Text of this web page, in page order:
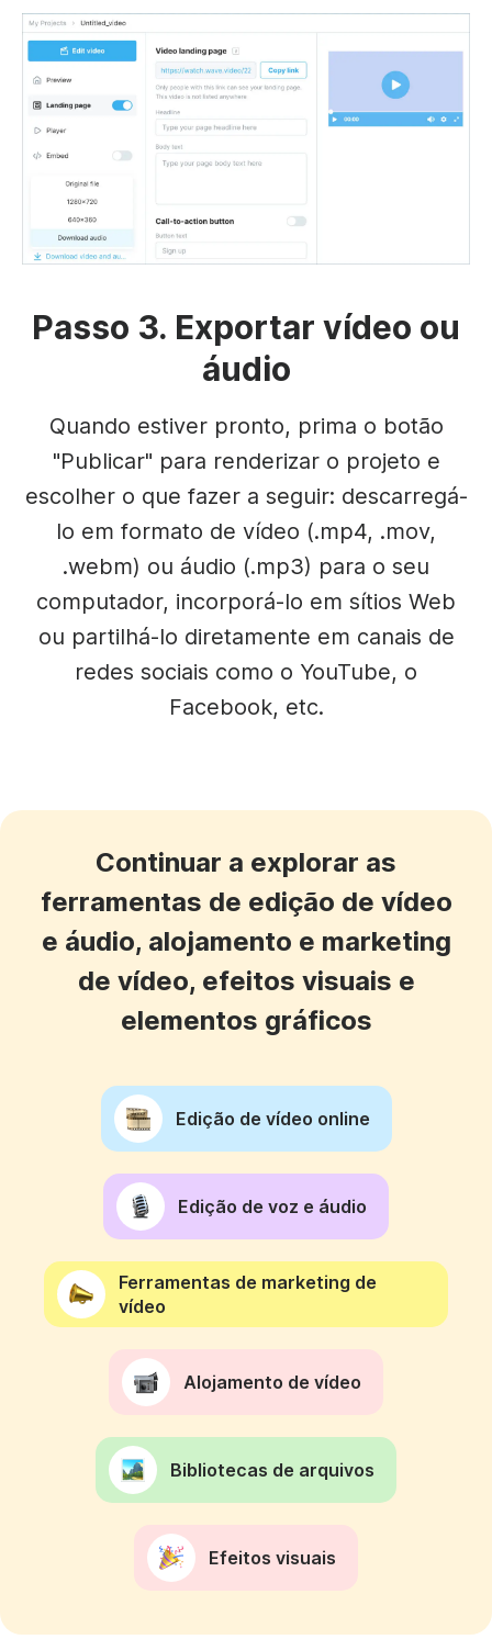
Passo 3. Exportar vídeo ou
áudio
Quando estiver pronto, prima o botão
"Publicar" para renderizar o projeto e
escolher o que fazer a seguir: descarregá-
lo em formato de vídeo (.mp4, .mov,
.webm) ou áudio (.mp3) para o seu
computador, incorporá-lo em sítios Web
ou partilhá-lo diretamente em canais de
redes sociais como o YouTube, o
Facebook, etc.
Continuar a explorar as
ferramentas de edição de vídeo
e áudio, alojamento e marketing
de vídeo, efeitos visuais e
elementos gráficos
Edição de vídeo online
Edição de voz e áudio
Ferramentas de marketing de
vídeo
Alojamento de vídeo
Bibliotecas de arquivos
Efeitos visuais